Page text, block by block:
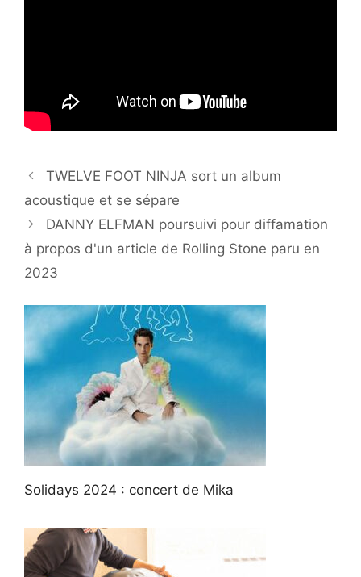
TWELVE FOOT NINJA sort un album
acoustique et se sépare
DANNY ELFMAN poursuivi pour diffamation
à propos d'un article de Rolling Stone paru en
2023
Solidays 2024 : concert de Mika